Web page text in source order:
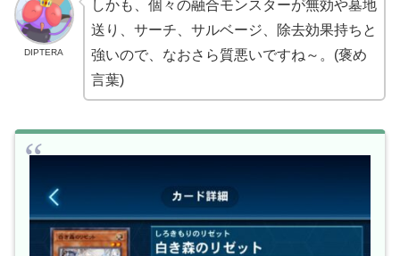
DIPTERA
しかも、個々の融合モンスターが無効や墓地
送り、サーチ、サルベージ、除去効果持ちと
強いので、なおさら質悪いですね～。(褒め
言葉)